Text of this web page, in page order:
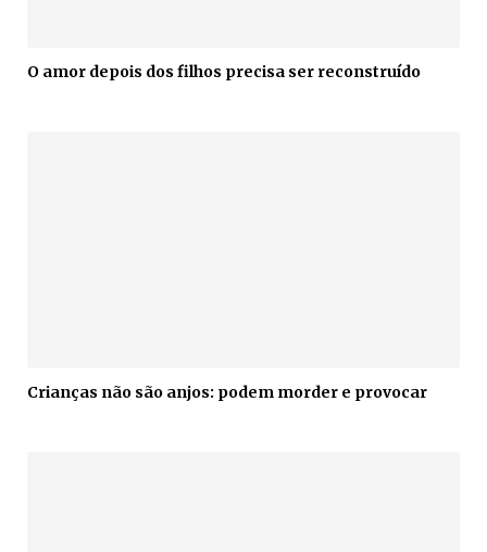
O amor depois dos filhos precisa ser reconstruído
Crianças não são anjos: podem morder e provocar